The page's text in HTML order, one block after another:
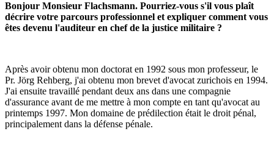
Bonjour Monsieur Flachsmann. Pourriez-vous s'il vous plaît
décrire votre parcours professionnel et expliquer comment vous
êtes devenu l'auditeur en chef de la justice militaire ?
Après avoir obtenu mon doctorat en 1992 sous mon professeur, le
Pr. Jörg Rehberg, j'ai obtenu mon brevet d'avocat zurichois en 1994.
J'ai ensuite travaillé pendant deux ans dans une compagnie
d'assurance avant de me mettre à mon compte en tant qu'avocat au
printemps 1997. Mon domaine de prédilection était le droit pénal,
principalement dans la défense pénale.